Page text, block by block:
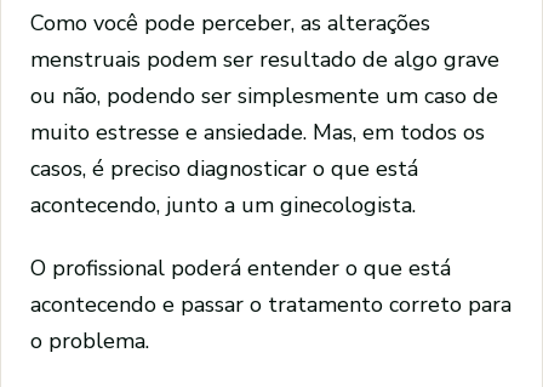
Como você pode perceber, as alterações
menstruais podem ser resultado de algo grave
ou não, podendo ser simplesmente um caso de
muito estresse e ansiedade. Mas, em todos os
casos, é preciso diagnosticar o que está
acontecendo, junto a um ginecologista.
O profissional poderá entender o que está
acontecendo e passar o tratamento correto para
o problema.